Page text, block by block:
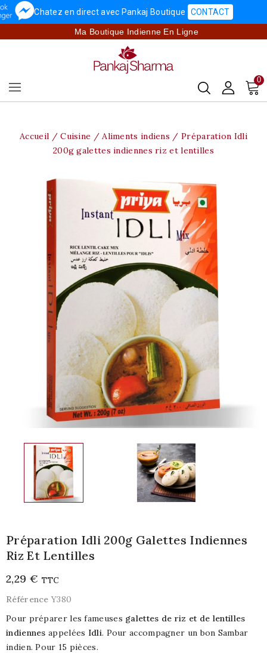
Chatez en direct avec Pankaj Boutique CONTACT
Ma Boutique Indienne En Ligne
0
Accueil Cuisine Aliments indiens
Préparation Idli
200g galettes indiennes riz et lentilles
Préparation Idli 200g Galettes Indiennes
Riz Et Lentilles
2,29 € TTC
Référence Y380
Pour préparer les fameuses galettes de riz et de lentilles
indiennes appelées Idli. Pour accompagner un bon Sambar
indien. Pour 15 pièces.